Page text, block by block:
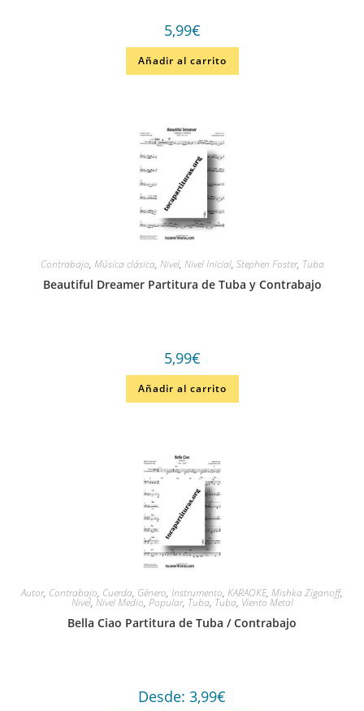
5,99€
Añadir al carrito
Contrabajo, Música clásica, Nivel, Nivel Inicial, Stephen Foster, Tuba
Beautiful Dreamer Partitura de Tuba y Contrabajo
5,99€
Añadir al carrito
Autor, Contrabajo, Cuerda, Género, Instrumento, KARAOKE, Mishka Ziganoff,
Nivel, Nivel Medio, Popular, Tuba, Tuba, Viento Metal
Bella Ciao Partitura de Tuba / Contrabajo
Desde: 3,99€